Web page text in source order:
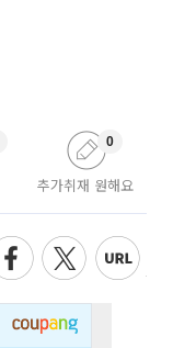
추가취재 원해요
0